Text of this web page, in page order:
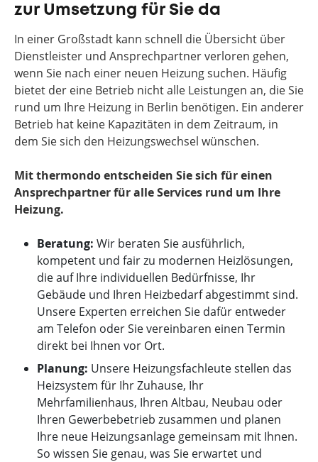
zur Umsetzung für Sie da
In einer Großstadt kann schnell die Übersicht über
Dienstleister und Ansprechpartner verloren gehen,
wenn Sie nach einer neuen Heizung suchen. Häufig
bietet der eine Betrieb nicht alle Leistungen an, die Sie
rund um Ihre Heizung in Berlin benötigen. Ein anderer
Betrieb hat keine Kapazitäten in dem Zeitraum, in
dem Sie sich den Heizungswechsel wünschen.
Mit thermondo entscheiden Sie sich für einen
Ansprechpartner für alle Services rund um Ihre
Heizung.
Beratung: Wir beraten Sie ausführlich,
kompetent und fair zu modernen Heizlösungen,
die auf Ihre individuellen Bedürfnisse, Ihr
Gebäude und Ihren Heizbedarf abgestimmt sind.
Unsere Experten erreichen Sie dafür entweder
am Telefon oder Sie vereinbaren einen Termin
direkt bei Ihnen vor Ort.
Planung: Unsere Heizungsfachleute stellen das
Heizsystem für Ihr Zuhause, Ihr
Mehrfamilienhaus, Ihren Altbau, Neubau oder
Ihren Gewerbebetrieb zusammen und planen
Ihre neue Heizungsanlage gemeinsam mit Ihnen.
So wissen Sie genau, was Sie erwartet und